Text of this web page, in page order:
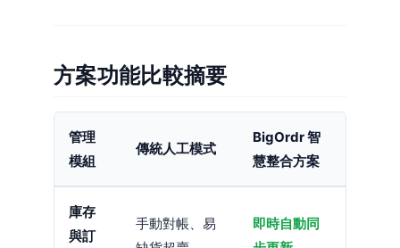
方案功能比較摘要
管理
模組
傳統人工模式
BigOrdr 智
慧整合方案
庫存
與訂
手動對帳、易
即時自動同